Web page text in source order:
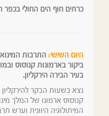
כרתים חוף הים החולי בכפר
היום השישי: התרבות
ביקור בארמונות קנוסוס
בעיר הבירה הירקליון.
נצא בשעות הבקר
קנוסוס ארמונו של המלך
המיתולוגיה היוונית וערש